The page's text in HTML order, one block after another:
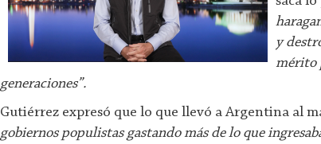
y
mérito
generaciones”.
Gutiérrez expresó que lo que llevó a Argentina al
gobiernos populistas gastando más de lo que